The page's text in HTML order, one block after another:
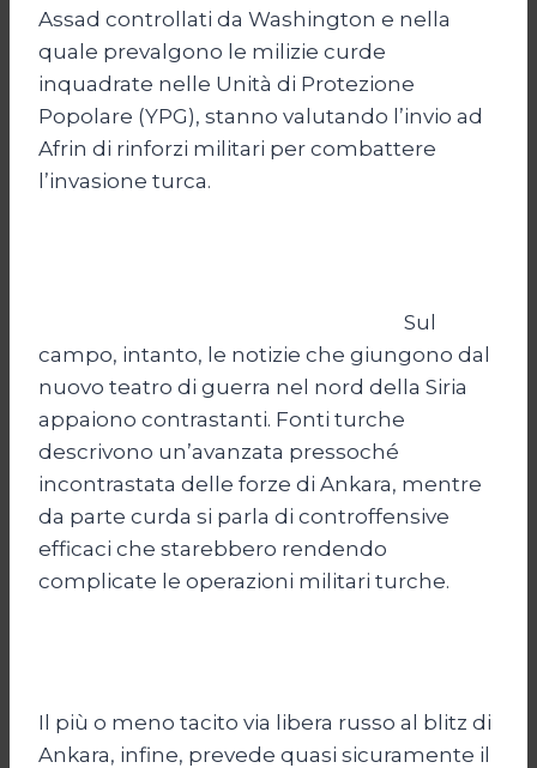
Assad controllati da Washington e nella
quale prevalgono le milizie curde
inquadrate nelle Unità di Protezione
Popolare (YPG), stanno valutando l’invio ad
Afrin di rinforzi militari per combattere
l’invasione turca.
Sul
campo, intanto, le notizie che giungono dal
nuovo teatro di guerra nel nord della Siria
appaiono contrastanti. Fonti turche
descrivono un’avanzata pressoché
incontrastata delle forze di Ankara, mentre
da parte curda si parla di controffensive
efficaci che starebbero rendendo
complicate le operazioni militari turche.
Il più o meno tacito via libera russo al blitz di
Ankara, infine, prevede quasi sicuramente il